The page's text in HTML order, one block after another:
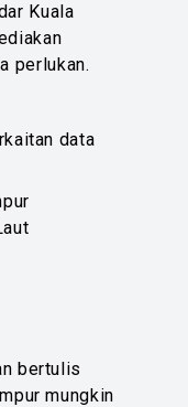
Kuala
perlukan.
data
bertulis
mungkin